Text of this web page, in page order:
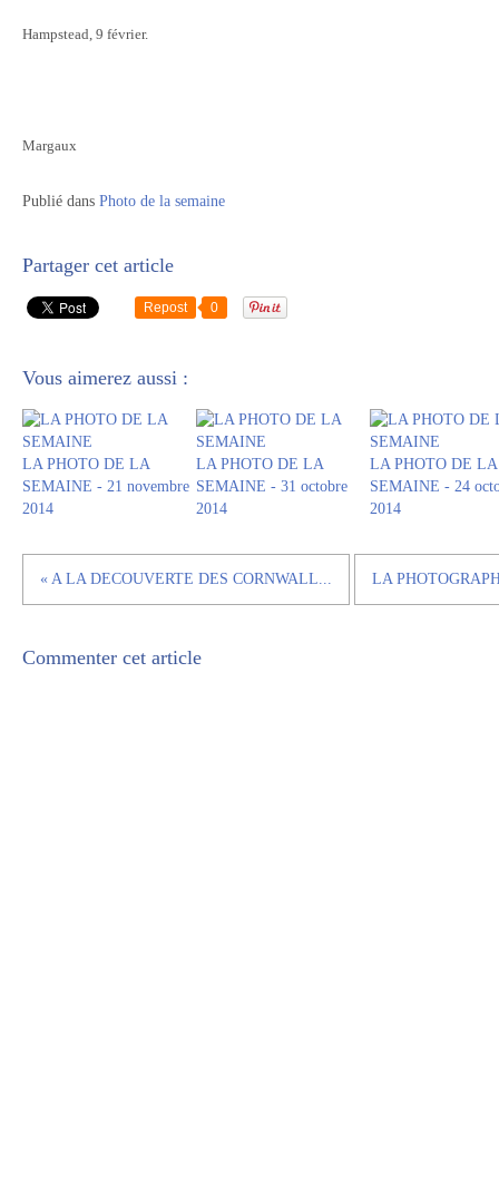
Hampstead, 9 février.
Margaux
Publié dans Photo de la semaine
Partager cet article
Repost 0
Vous aimerez aussi :
LA PHOTO DE LA
SEMAINE - 21 novembre
2014
LA PHOTO DE LA
SEMAINE - 31 octobre
2014
LA PHOTO DE LA
SEMAINE - 24
2014
« A LA DECOUVERTE DES CORNWALL... LA
Commenter cet article